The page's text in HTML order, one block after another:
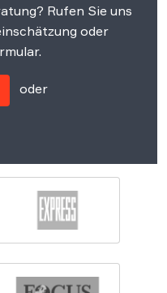
Rufen Sie uns
oder
oder